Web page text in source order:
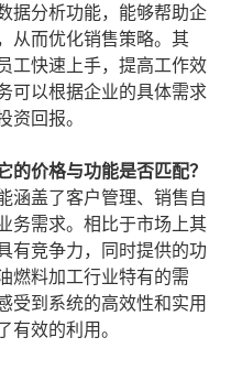
据分析功能，能够帮助企
从而优化销售策略。其
工快速上手，提高工作效
可以根据企业的具体需求
回报。
的价格与功能是否匹配？
涵盖了客户管理、销售自
务需求。相比于市场上其
有竞争力，同时提供的功
燃料加工行业特有的需
受到系统的高效性和实用
效的利用。